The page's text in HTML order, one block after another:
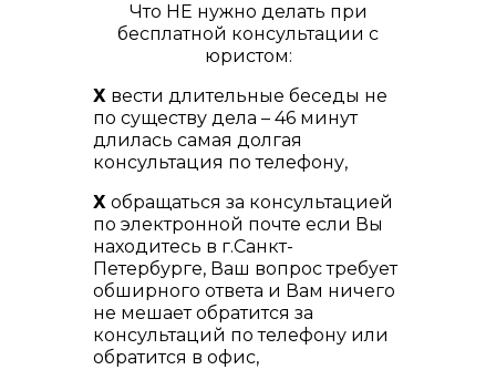
Что НЕ нужно делать при
бесплатной консультации с
юристом:
Х вести длительные беседы не
по существу дела – 46 минут
длилась самая долгая
консультация по телефону,
Х обращаться за консультацией
по электронной почте если Вы
находитесь в г.Санкт-
Петербурге, Ваш вопрос требует
обширного ответа и Вам ничего
не мешает обратится за
консультаций по телефону или
обратится в офис,